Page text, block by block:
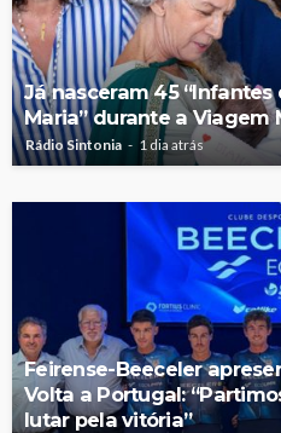
Já nasceram 45
Maria” durante a Viagem
Rádio Sintonia 1 dia atrás
Feirense-Beeceler
Volta a Portugal:
lutar pela vitória”